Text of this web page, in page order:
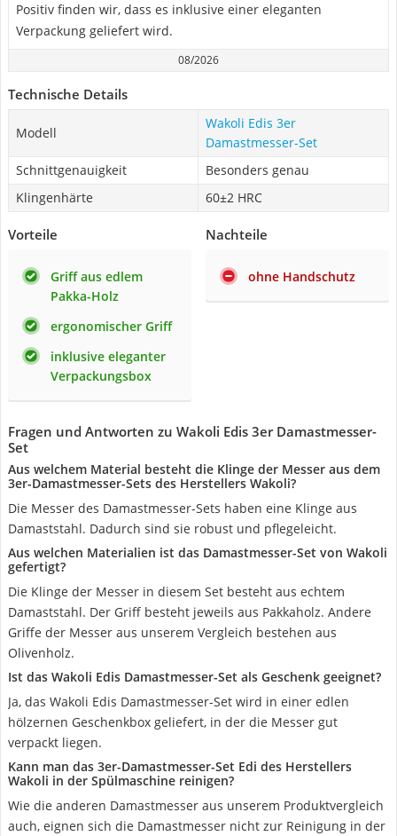
Positiv finden wir, dass es inklusive einer eleganten
Verpackung geliefert wird.
08/2026
Technische Details
Modell
Wakoli Edis 3er
Damastmesser-Set
Schnittgenauigkeit
Besonders genau
Klingenhärte
60±2 HRC
Vorteile
Griff aus edlem
Pakka-Holz
ergonomischer Griff
inklusive eleganter
Verpackungsbox
Nachteile
ohne Handschutz
Fragen und Antworten zu Wakoli Edis 3er Damastmesser-
Set
Aus welchem Material besteht die Klinge der Messer aus dem
3er-Damastmesser-Sets des Herstellers Wakoli?
Die Messer des Damastmesser-Sets haben eine Klinge aus
Damaststahl. Dadurch sind sie robust und pflegeleicht.
Aus welchen Materialien ist das Damastmesser-Set von Wakoli
gefertigt?
Die Klinge der Messer in diesem Set besteht aus echtem
Damaststahl. Der Griff besteht jeweils aus Pakkaholz. Andere
Griffe der Messer aus unserem Vergleich bestehen aus
Olivenholz.
Ist das Wakoli Edis Damastmesser-Set als Geschenk geeignet?
Ja, das Wakoli Edis Damastmesser-Set wird in einer edlen
hölzernen Geschenkbox geliefert, in der die Messer gut
verpackt liegen.
Kann man das 3er-Damastmesser-Set Edi des Herstellers
Wakoli in der Spülmaschine reinigen?
Wie die anderen Damastmesser aus unserem Produktvergleich
auch, eignen sich die Damastmesser nicht zur Reinigung in der